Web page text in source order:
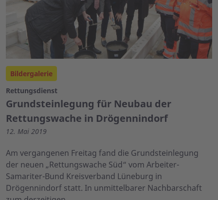
Bildergalerie
Rettungsdienst
Grundsteinlegung für Neubau der
Rettungswache in Drögennindorf
12. Mai 2019
Am vergangenen Freitag fand die Grundsteinlegung
der neuen „Rettungswache Süd“ vom Arbeiter-
Samariter-Bund Kreisverband Lüneburg in
Drögennindorf statt. In unmittelbarer Nachbarschaft